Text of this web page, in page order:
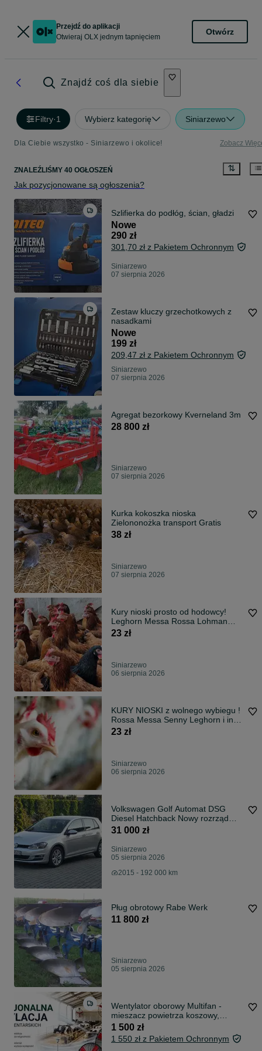
Przejdź do aplikacji
Otwieraj OLX jednym tapnięciem
Otwórz
Znajdź coś dla siebie
Filtry·1 Wybierz kategorię Siniarzewo
Dla Ciebie wszystko - Siniarzewo i okolice! Zobacz
ZNALEŹLIŚMY 40 OGŁOSZEŃ
Jak pozycjonowane są ogłoszenia?
Szlifierka do podłóg, ścian, gładzi
Nowe
290 zł
301,70 zł z Pakietem Ochronnym
Siniarzewo
07 sierpnia 2026
Zestaw kluczy grzechotkowych z
nasadkami
Nowe
199 zł
209,47 zł z Pakietem Ochronnym
Siniarzewo
07 sierpnia 2026
Agregat bezorkowy Kverneland 3m
28 800 zł
Siniarzewo
07 sierpnia 2026
Kurka kokoszka nioska
Zielononożka transport Gratis
38 zł
Siniarzewo
07 sierpnia 2026
Kury nioski prosto od hodowcy!
Leghorn Messa Rossa Lohman
Sonia!
23 zł
Siniarzewo
06 sierpnia 2026
KURY NIOSKI z wolnego wybiegu !
Rossa Messa Senny Leghorn i inne
!23 zł
Siniarzewo
06 sierpnia 2026
Volkswagen Golf Automat DSG
Diesel Hatchback Nowy rozrząd
oleje
31 000 zł
Siniarzewo
05 sierpnia 2026
2015 - 192 000 km
Pług obrotowy Rabe Werk
11 800 zł
Siniarzewo
05 sierpnia 2026
Wentylator oborowy Multifan -
mieszacz powietrza koszowy,
sufitowy
1 500 zł
1 550 zł z Pakietem Ochronnym